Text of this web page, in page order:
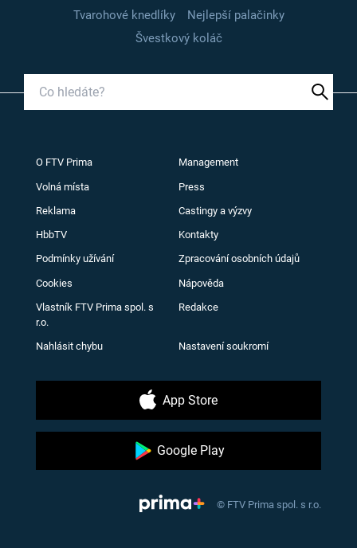
Tvarohové knedlíky
Nejlepší palačinky
Švestkový koláč
O FTV Prima Management
Volná místa Press
Reklama Castingy a výzvy
HbbTV Kontakty
Podmínky užívání Zpracování osobních údajů
Cookies Nápověda
Vlastník FTV Prima spol. s
r.o.
Redakce
Nahlásit chybu Nastavení soukromí
App Store
Google Play
© FTV Prima spol. s r.o.